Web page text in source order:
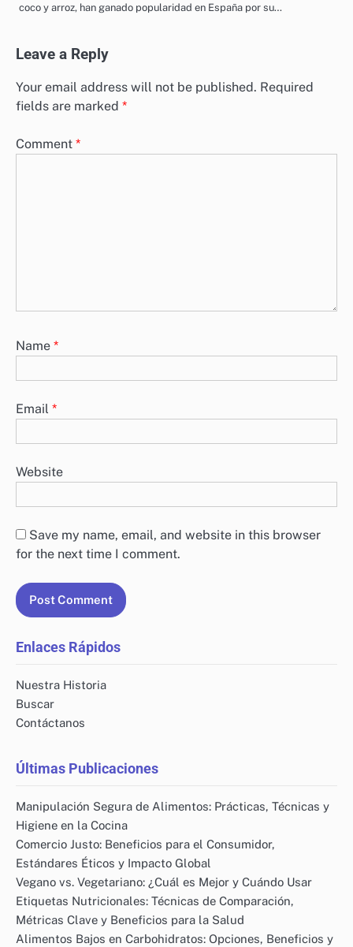
coco y arroz, han ganado popularidad en España por su…
Leave a Reply
Your email address will not be published. Required
fields are marked *
Comment *
Name *
Email *
Website
Save my name, email, and website in this browser
for the next time I comment.
Enlaces Rápidos
Nuestra Historia
Buscar
Contáctanos
Últimas Publicaciones
Manipulación Segura de Alimentos: Prácticas, Técnicas y
Higiene en la Cocina
Comercio Justo: Beneficios para el Consumidor,
Estándares Éticos y Impacto Global
Vegano vs. Vegetariano: ¿Cuál es Mejor y Cuándo Usar
Etiquetas Nutricionales: Técnicas de Comparación,
Métricas Clave y Beneficios para la Salud
Alimentos Bajos en Carbohidratos: Opciones, Beneficios y